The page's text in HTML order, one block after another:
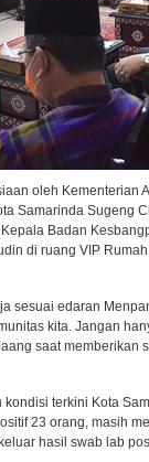
oleh Kementerian
Samarinda Sugeng
Badan
di ruang VIP
sesuai edaran
kita. Jangan
saat memberikan
terkini Kota
23 orang, masih
hasil swab lab